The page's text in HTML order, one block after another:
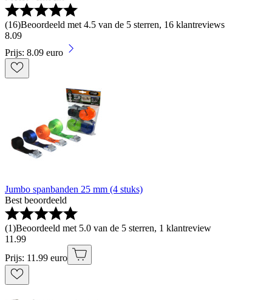
(16)Beoordeeld met 4.5 van de 5 sterren, 16 klantreviews
8.09
Prijs: 8.09 euro
Jumbo spanbanden 25 mm (4 stuks)
Best beoordeeld
(1)Beoordeeld met 5.0 van de 5 sterren, 1 klantreview
11.99
Prijs: 11.99 euro